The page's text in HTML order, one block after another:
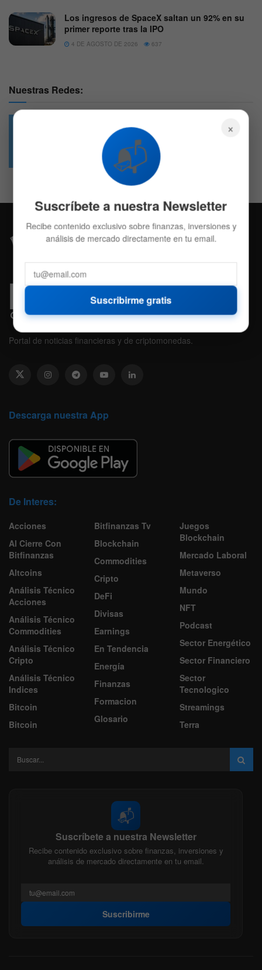
Los ingresos de SpaceX saltan un 92% en su
primer reporte tras la IPO
4 DE AGOSTO DE 2026 637
Nuestras Redes:
4.7k
Followers
Portal de noticias financieras y de criptomonedas.
Descarga nuestra App
De Interes:
Acciones
Al Cierre Con
Bitfinanzas
Altcoins
Análisis Técnico
Acciones
Análisis Técnico
Commodities
Análisis Técnico
Cripto
Análisis Técnico
Indices
Bitcoin
Bitcoin
Bitfinanzas Tv
Blockchain
Commodities
Cripto
DeFi
Divisas
Earnings
En Tendencia
Energía
Finanzas
Formacion
Glosario
Juegos
Blockchain
Mercado Laboral
Metaverso
Mundo
NFT
Podcast
Sector Energético
Sector Financiero
Sector
Tecnologico
Streamings
Terra
📬
Suscríbete a nuestra Newsletter
Recibe contenido exclusivo sobre finanzas, inversiones y
análisis de mercado directamente en tu email.
Suscribirme
×
📬
Suscríbete a nuestra Newsletter
Recibe contenido exclusivo sobre finanzas, inversiones y
análisis de mercado directamente en tu email.
Suscribirme gratis